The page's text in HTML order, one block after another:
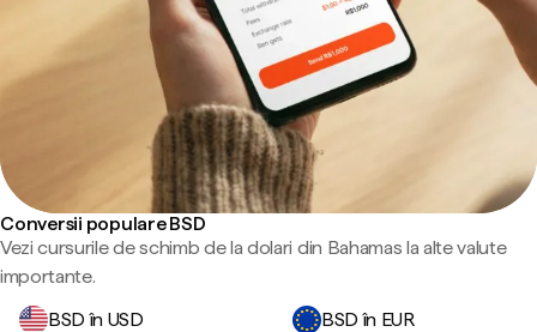
Conversii populare BSD
Vezi cursurile de schimb de la dolari din Bahamas la alte valute
importante.
BSD în USD
BSD în EUR